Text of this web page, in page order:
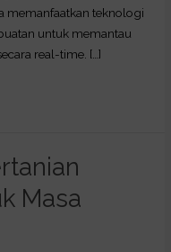
memanfaatkan teknologi
untuk memantau
real-time. […]
Masa